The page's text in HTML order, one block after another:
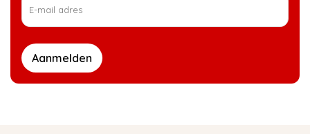
Aanmelden